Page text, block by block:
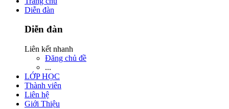
Diễn đàn
Diễn đàn
Liên kết nhanh
Đăng chủ đề
...
LỚP HỌC
Thành viên
Liên hệ
Giới Thiệu